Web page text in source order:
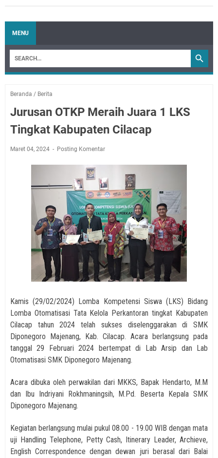
MENU
Beranda / Berita
Jurusan OTKP Meraih Juara 1 LKS
Tingkat Kabupaten Cilacap
Maret 04, 2024 Posting Komentar
Kamis (29/02/2024) Lomba Kompetensi Siswa (LKS) Bidang
Lomba Otomatisasi Tata Kelola Perkantoran tingkat Kabupaten
Cilacap tahun 2024 telah sukses diselenggarakan di SMK
Diponegoro Majenang, Kab. Cilacap. Acara berlangsung pada
tanggal 29 Februari 2024 bertempat di Lab Arsip dan Lab
Otomatisasi SMK Diponegoro Majenang.
Acara dibuka oleh perwakilan dari MKKS, Bapak Hendarto, M.M
dan Ibu Indriyani Rokhmaningsih, M.Pd. Beserta Kepala SMK
Diponegoro Majenang.
Kegiatan berlangsung mulai pukul 08.00 - 19.00 WIB dengan mata
uji Handling Telephone, Petty Cash, Itinerary Leader, Archieve,
English Correspondence dengan dewan juri berasal dari Balai